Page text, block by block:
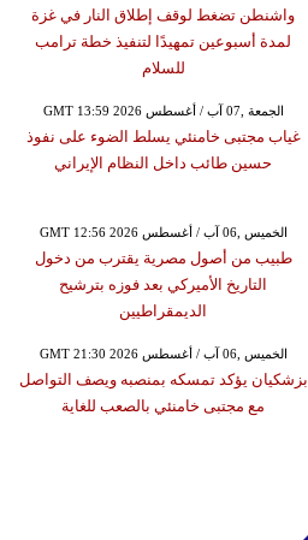
واشنطن تضغط لوقف إطلاق النار في غزة
لمدة أسبوعين تمهيدًا لتنفيذ خطة ترامب
للسلام
GMT 13:59 2026 الجمعة ,07 آب / أغسطس
غياب مجتبى خامنئي يسلط الضوء على نفوذ
حسين طائب داخل النظام الإيراني
GMT 12:56 2026 الخميس ,06 آب / أغسطس
طبيب من أصول مصرية يقترب من دخول
التاريخ الأميركي بعد فوزه بترشيح
الديمقراطيين
GMT 21:30 2026 الخميس ,06 آب / أغسطس
بزشكيان يؤكد تمسكه بمنصبه ويصف التواصل
مع مجتبى خامنئي بالصعب للغاية